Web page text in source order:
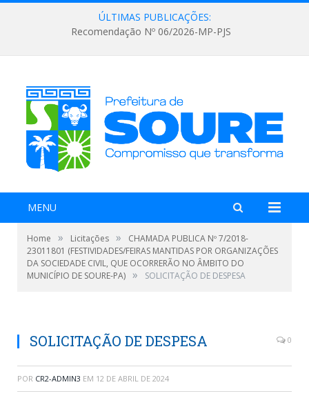
ÚLTIMAS PUBLICAÇÕES:
Recomendação Nº 06/2026-MP-PJS
MENU
Home » Licitações »
CHAMADA PUBLICA Nº 7/2018-
23011801 (FESTIVIDADES/FEIRAS MANTIDAS POR ORGANIZAÇÕES
DA SOCIEDADE CIVIL, QUE OCORRERÃO NO ÂMBITO DO
MUNICÍPIO DE SOURE-PA) » SOLICITAÇÃO DE DESPESA
SOLICITAÇÃO DE DESPESA 0
POR CR2-ADMIN3 EM 12 DE ABRIL DE 2024